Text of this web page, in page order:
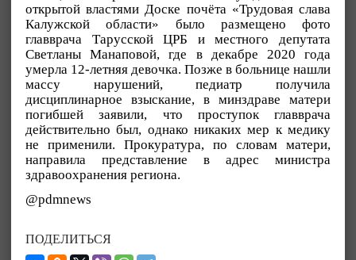
открытой властями Доске почёта «Трудовая слава
Калужской области» было размещено фото
главврача Тарусской ЦРБ и местного депутата
Светланы Манаповой, где в декабре 2020 года
умерла 12-летняя девочка. Позже в больнице нашли
массу нарушений, педиатр получила
дисциплинарное взыскание, в минздраве матери
погибшей заявили, что проступок главврача
действительно был, однако никаких мер к медику
не применили. Прокуратура, по словам матери,
направила представление в адрес министра
здравоохранения региона.
@pdmnews
ПОДЕЛИТЬСЯ